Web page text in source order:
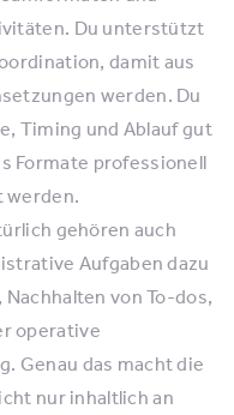
Du unterstützt
damit aus
werden. Du
Timing und Ablauf gut
Formate professionell
werden.
gehören auch
Aufgaben dazu
von To-dos,
operative
Genau das macht die
nur inhaltlich an